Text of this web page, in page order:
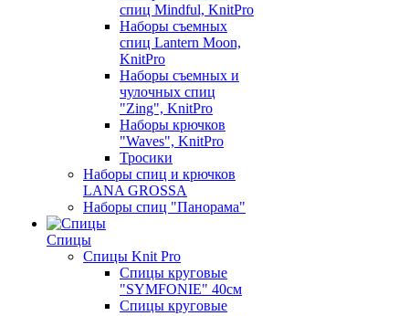
спиц Mindful, KnitPro
Наборы съемных
спиц Lantern Moon,
KnitPro
Наборы съемных и
чулочных спиц
"Zing", KnitPro
Наборы крючков
"Waves", KnitPro
Тросики
Наборы спиц и крючков
LANA GROSSA
Наборы спиц "Панорама"
Спицы
Спицы Knit Pro
Спицы круговые
"SYMFONIE" 40см
Спицы круговые